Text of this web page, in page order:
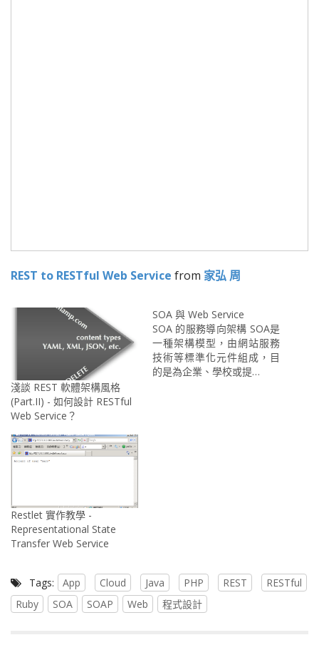
REST to RESTful Web Service from 家弘 周
淺談 REST 軟體架構風格
(Part.II) - 如何設計 RESTful
Web Service？
SOA 與 Web Service
SOA 的服務導向架構 SOA是
一種架構模型，由網站服務
技術等標準化元件組成，目
的是為企業、學校或提…
Restlet 實作教學 -
Representational State
Transfer Web Service
Tags: App Cloud Java PHP REST
RESTful
Ruby
SOA SOAP Web 程式設計